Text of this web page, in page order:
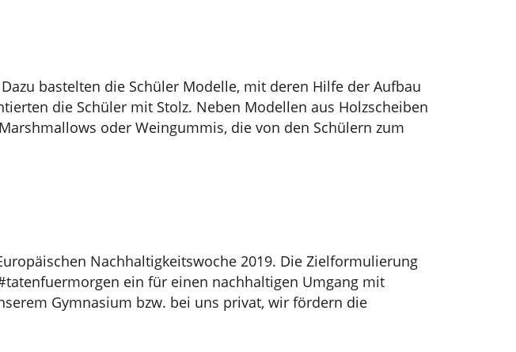
bastelten die Schüler Modelle, mit deren Hilfe der Aufbau
die Schüler mit Stolz. Neben Modellen aus Holzscheiben
oder Weingummis, die von den Schülern zum
Nachhaltigkeitswoche 2019. Die Zielformulierung
ein für einen nachhaltigen Umgang mit
Gymnasium bzw. bei uns privat, wir fördern die